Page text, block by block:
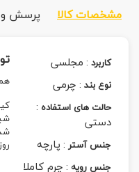
مشخصات کالا پرسش
کاربرد :مجلسی
نوع بند :چرمی
حالت های استفاده :
دستی
جنس آستر :پارچه
جنس رویه :چرم کاملا